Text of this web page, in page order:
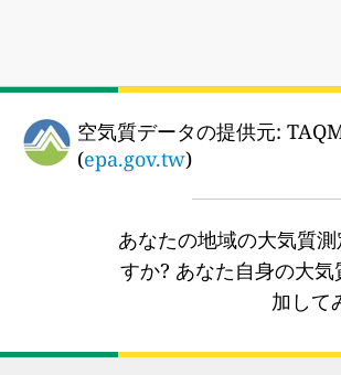
空気質データの提供元:
(epa.gov.tw)
あなたの地域の大気質
すか? あなた自身の大
加して